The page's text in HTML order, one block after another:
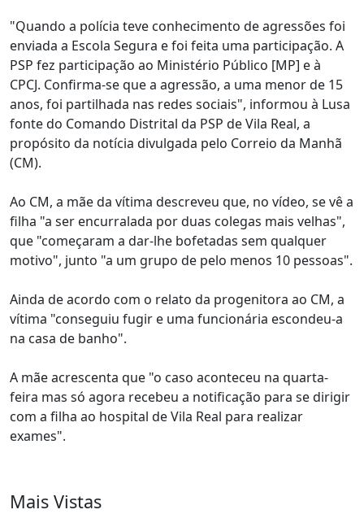
"Quando a polícia teve conhecimento de agressões foi
enviada a Escola Segura e foi feita uma participação. A
PSP fez participação ao Ministério Público [MP] e à
CPCJ. Confirma-se que a agressão, a uma menor de 15
anos, foi partilhada nas redes sociais", informou à Lusa
fonte do Comando Distrital da PSP de Vila Real, a
propósito da notícia divulgada pelo Correio da Manhã
(CM).
Ao CM, a mãe da vítima descreveu que, no vídeo, se vê a
filha "a ser encurralada por duas colegas mais velhas",
que "começaram a dar-lhe bofetadas sem qualquer
motivo", junto "a um grupo de pelo menos 10 pessoas".
Ainda de acordo com o relato da progenitora ao CM, a
vítima "conseguiu fugir e uma funcionária escondeu-a
na casa de banho".
A mãe acrescenta que "o caso aconteceu na quarta-
feira mas só agora recebeu a notificação para se dirigir
com a filha ao hospital de Vila Real para realizar
exames".
Mais Vistas